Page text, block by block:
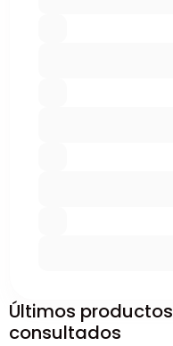
Últimos productos
consultados